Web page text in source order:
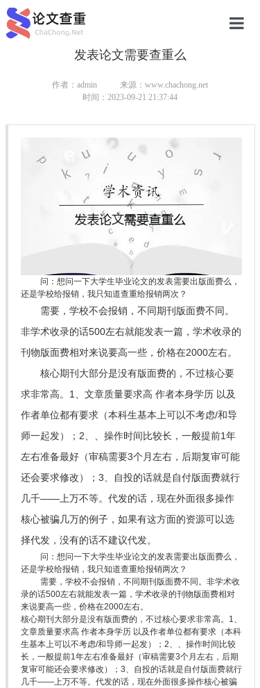
发表论文需要查重么
作者：admin
来源：www.chachong.net
时间：2023-09-21 21:37:44
问：想问一下大学生毕业论文的发表需要出版面费么，
还是学校给报销，我只知道查重给报销两次？
需要，学校不会报销，不同期刊版面费不同。
非学术收录的话500左右就能发表一篇，学术收录的
刊物版面费相对来说要高一些，价格在2000左右。
核心期刊大部分是没有版面费的，不过核心要
求非常高。1、文章质量要求高 作者本身学历 以及
作者单位都有要求（本科生基本上可以不考虑/和导
师一起发）；2、、操作时间比较长，一般提前1年
左右准备最好（审稿需要3个月左右，后期复审可能
还会要求修改）；3、自投的话就是自付版面费就行
几千——上万不等。代发的话，现在外面很多操作
核心被骗几万的例子，如果有这方面的资源可以选
择代发，没有的话不建议代发。
问：想问一下大学生毕业论文的发表需要出版面费么，
还是学校给报销，我只知道查重给报销两次？
需要，学校不会报销，不同期刊版面费不同。非学术收
录的话500左右就能发表一篇，学术收录的刊物版面费相对
来说要高一些，价格在2000左右。
核心期刊大部分是没有版面费的，不过核心要求非常高。1、
文章质量要求高 作者本身学历 以及作者单位都有要求（本科
生基本上可以不考虑/和导师一起发）；2、、操作时间比较
长，一般提前1年左右准备最好（审稿需要3个月左右，后期
复审可能还会要求修改）；3、自投的话就是自付版面费就行
几千——上万不等。代发的话，现在外面很多操作核心被骗